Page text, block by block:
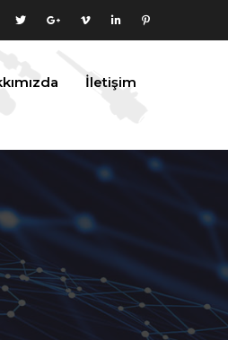
İletişim